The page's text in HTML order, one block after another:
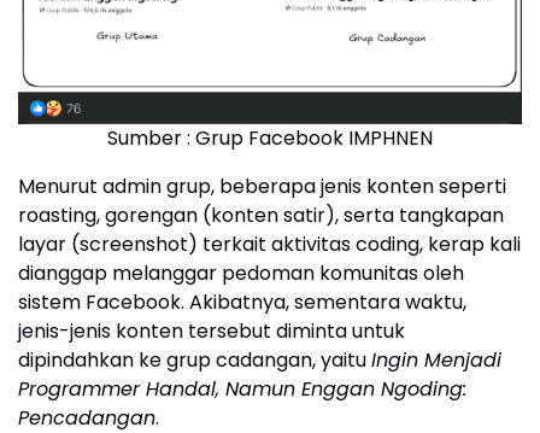
Sumber : Grup Facebook IMPHNEN
Menurut admin grup, beberapa jenis konten seperti
roasting, gorengan (konten satir), serta tangkapan
layar (screenshot) terkait aktivitas coding, kerap kali
dianggap melanggar pedoman komunitas oleh
sistem Facebook. Akibatnya, sementara waktu,
jenis-jenis konten tersebut diminta untuk
dipindahkan ke grup cadangan, yaituIngin Menjadi
Programmer Handal, Namun Enggan Ngoding:
Pencadangan.